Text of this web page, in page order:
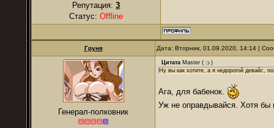
Репутация: 3
Статус: Offline
Гpуня Дата: Вторник, 01.09.2020, 14:14 |
Генерал-полковник
Цитата Master (
)
Ну вы как хотите, а я недорогой девайс,
Ага, для бабенок.
Уж не оправдывайся. Хотя бы